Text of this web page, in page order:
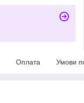
Оплата Умови